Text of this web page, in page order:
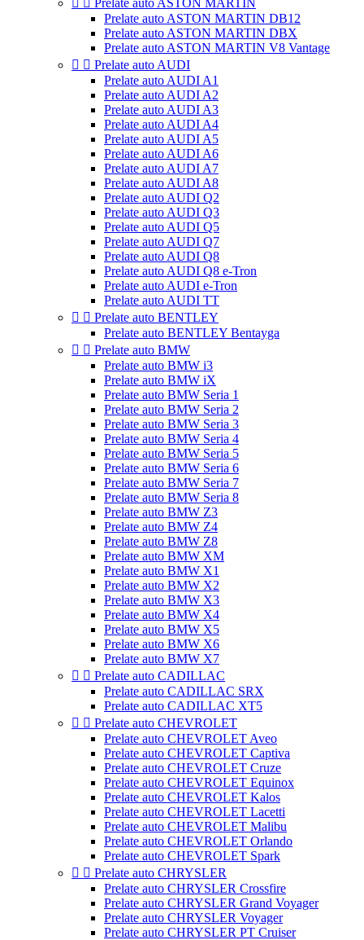
  Prelate auto ASTON MARTIN
Prelate auto ASTON MARTIN DB12
Prelate auto ASTON MARTIN DBX
Prelate auto ASTON MARTIN V8 Vantage
  Prelate auto AUDI
Prelate auto AUDI A1
Prelate auto AUDI A2
Prelate auto AUDI A3
Prelate auto AUDI A4
Prelate auto AUDI A5
Prelate auto AUDI A6
Prelate auto AUDI A7
Prelate auto AUDI A8
Prelate auto AUDI Q2
Prelate auto AUDI Q3
Prelate auto AUDI Q5
Prelate auto AUDI Q7
Prelate auto AUDI Q8
Prelate auto AUDI Q8 e-Tron
Prelate auto AUDI e-Tron
Prelate auto AUDI TT
  Prelate auto BENTLEY
Prelate auto BENTLEY Bentayga
  Prelate auto BMW
Prelate auto BMW i3
Prelate auto BMW iX
Prelate auto BMW Seria 1
Prelate auto BMW Seria 2
Prelate auto BMW Seria 3
Prelate auto BMW Seria 4
Prelate auto BMW Seria 5
Prelate auto BMW Seria 6
Prelate auto BMW Seria 7
Prelate auto BMW Seria 8
Prelate auto BMW Z3
Prelate auto BMW Z4
Prelate auto BMW Z8
Prelate auto BMW XM
Prelate auto BMW X1
Prelate auto BMW X2
Prelate auto BMW X3
Prelate auto BMW X4
Prelate auto BMW X5
Prelate auto BMW X6
Prelate auto BMW X7
  Prelate auto CADILLAC
Prelate auto CADILLAC SRX
Prelate auto CADILLAC XT5
  Prelate auto CHEVROLET
Prelate auto CHEVROLET Aveo
Prelate auto CHEVROLET Captiva
Prelate auto CHEVROLET Cruze
Prelate auto CHEVROLET Equinox
Prelate auto CHEVROLET Kalos
Prelate auto CHEVROLET Lacetti
Prelate auto CHEVROLET Malibu
Prelate auto CHEVROLET Orlando
Prelate auto CHEVROLET Spark
  Prelate auto CHRYSLER
Prelate auto CHRYSLER Crossfire
Prelate auto CHRYSLER Grand Voyager
Prelate auto CHRYSLER Voyager
Prelate auto CHRYSLER PT Cruiser